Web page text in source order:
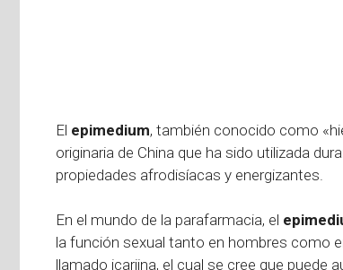
El epimedium, también conocido como
originaria de China que ha sido utilizada
propiedades afrodisíacas y energizantes.
En el mundo de la parafarmacia, el
la función sexual tanto en hombres como
llamado icariina, el cual se cree que puede